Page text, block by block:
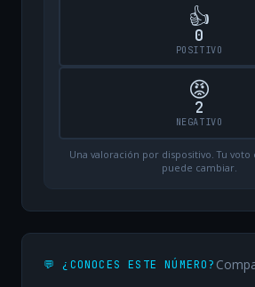
👍
0
POSITIVO
😡
2
NEGATIVO
Una valoración por dispositivo. Tu voto
puede cambiar.
💬 ¿CONOCES ESTE NÚMERO?